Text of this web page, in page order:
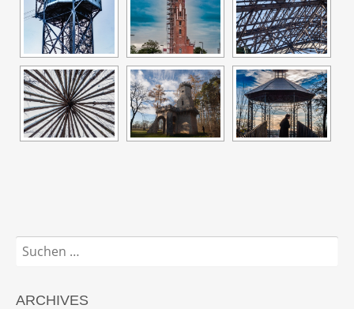
Suchen
nach:
ARCHIVES